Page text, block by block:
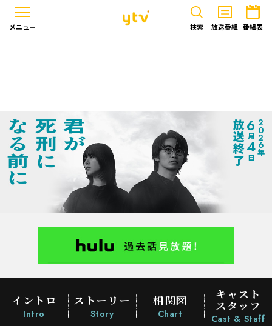
検索 放送番組 番組表
メニュー
2026
年
6
月
4
日
放送終了
イントロ
Intro
ストーリー
Story
相関図
Chart
キャスト
スタッフ
Cast & Staff